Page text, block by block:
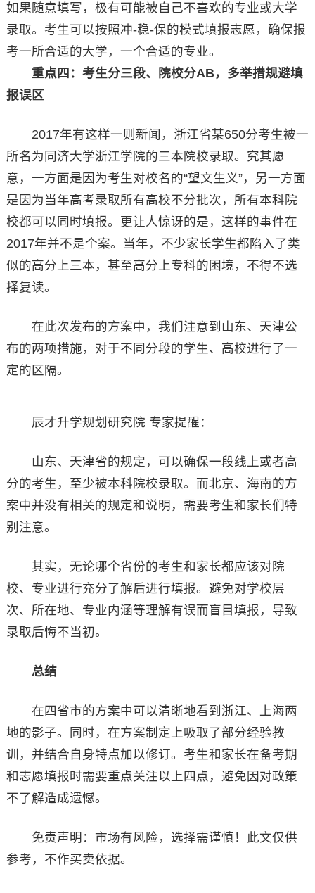
如果随意填写，极有可能被自己不喜欢的专业或大学
录取。考生可以按照冲-稳-保的模式填报志愿，确保报
考一所合适的大学，一个合适的专业。
重点四：考生分三段、院校分AB，多举措规避填
报误区
2017年有这样一则新闻，浙江省某650分考生被一
所名为同济大学浙江学院的三本院校录取。究其愿
意，一方面是因为考生对校名的“望文生义”，另一方面
是因为当年高考录取所有高校不分批次，所有本科院
校都可以同时填报。更让人惊讶的是，这样的事件在
2017年并不是个案。当年，不少家长学生都陷入了类
似的高分上三本，甚至高分上专科的困境，不得不选
择复读。
在此次发布的方案中，我们注意到山东、天津公
布的两项措施，对于不同分段的学生、高校进行了一
定的区隔。
辰才升学规划研究院 专家提醒：
山东、天津省的规定，可以确保一段线上或者高
分的考生，至少被本科院校录取。而北京、海南的方
案中并没有相关的规定和说明，需要考生和家长们特
别注意。
其实，无论哪个省份的考生和家长都应该对院
校、专业进行充分了解后进行填报。避免对学校层
次、所在地、专业内涵等理解有误而盲目填报，导致
录取后悔不当初。
总结
在四省市的方案中可以清晰地看到浙江、上海两
地的影子。同时，在方案制定上吸取了部分经验教
训，并结合自身特点加以修订。考生和家长在备考期
和志愿填报时需要重点关注以上四点，避免因对政策
不了解造成遗憾。
免责声明：市场有风险，选择需谨慎！此文仅供
参考，不作买卖依据。